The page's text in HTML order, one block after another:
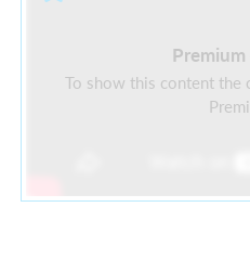
To show this content the